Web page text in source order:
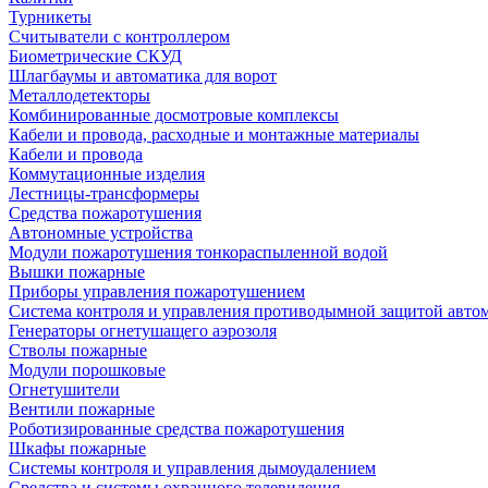
Турникеты
Считыватели с контроллером
Биометрические СКУД
Шлагбаумы и автоматика для ворот
Металлодетекторы
Комбинированные досмотровые комплексы
Кабели и провода, расходные и монтажные материалы
Кабели и провода
Коммутационные изделия
Лестницы-трансформеры
Средства пожаротушения
Автономные устройства
Модули пожаротушения тонкораспыленной водой
Вышки пожарные
Приборы управления пожаротушением
Система контроля и управления противодымной защитой
Генераторы огнетушащего аэрозоля
Стволы пожарные
Модули порошковые
Огнетушители
Вентили пожарные
Роботизированные средства пожаротушения
Шкафы пожарные
Системы контроля и управления дымоудалением